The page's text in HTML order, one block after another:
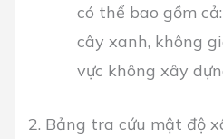
có thể bao gồm
cây xanh, không
vực không xây
2. Bảng tra cứu mật độ